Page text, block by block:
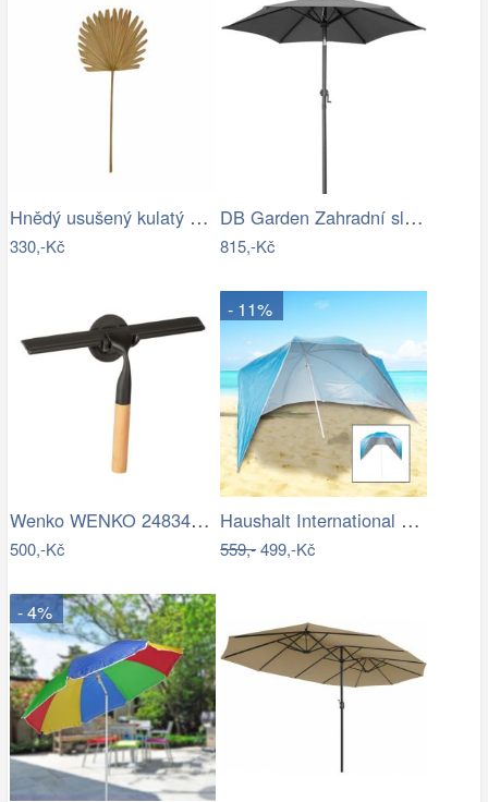
Hnědý usušený kulatý dekorativní list…
330,-Kč
DB Garden Zahradní slunečník Diane…
815,-Kč
Wenko WENKO 24834100 - Stěrka BAMBUSa…
500,-Kč
- 11%
Haushalt International Plážový…
559,-499,-Kč
- 4%